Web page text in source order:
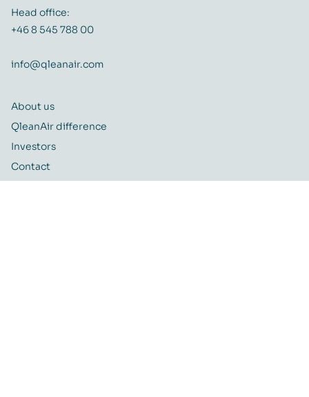
Head office:
+46 8 545 788 00
info@qleanair.com
About us
QleanAir difference
Investors
Contact